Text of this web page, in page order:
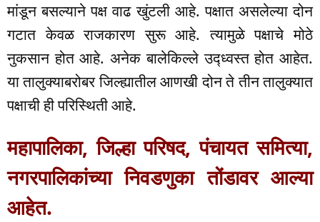
मांडून बसल्याने पक्ष वाढ खुंटली आहे. पक्षात असलेल्या दोन
गटात केवळ राजकारण सुरू आहे. त्यामुळे पक्षाचे मोठे
नुकसान होत आहे. अनेक बालेकिल्ले उद्ध्वस्त होत आहेत.
या तालुक्याबरोबर जिल्ह्यातील आणखी दोन ते तीन तालुक्यात
पक्षाची ही परिस्थिती आहे.
महापालिका, जिल्हा परिषद, पंचायत समित्या,
नगरपालिकांच्या निवडणुका तोंडावर आल्या
आहेत.